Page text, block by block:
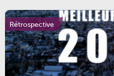
Rétrospective